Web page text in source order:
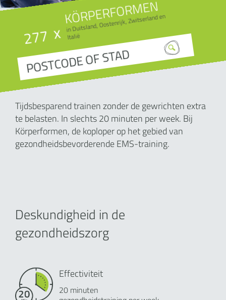
Tijdsbesparend trainen zonder de gewrichten extra
te belasten. In slechts 20 minuten per week. Bij
Körperformen, de koploper op het gebied van
gezondheidsbevorderende EMS-training.
277 x
KÖRPERFORMEN
in Duitsland, Oostenrijk, Zwitserland en
Italië
Deskundigheid in de
gezondheidszorg
Effectiviteit
20 minuten